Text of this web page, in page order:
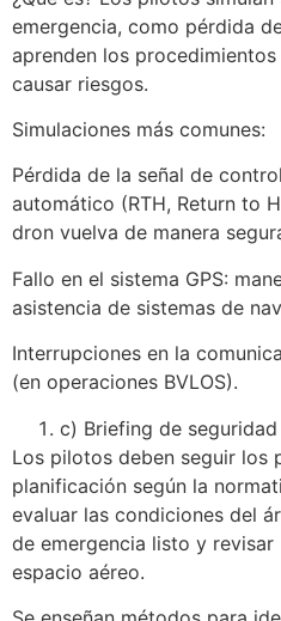
emergencia, como pérdida
aprenden los
causar riesgos.
Simulaciones más comunes:
Pérdida de la señal de
automático (RTH, Return to
dron vuelva de manera
Fallo en el sistema GPS:
asistencia de sistemas de
Interrupciones en la
(en operaciones BVLOS).
c) Briefing de
Los pilotos deben seguir los
planificación según la
evaluar las condiciones del
de emergencia listo y revisar
espacio aéreo.